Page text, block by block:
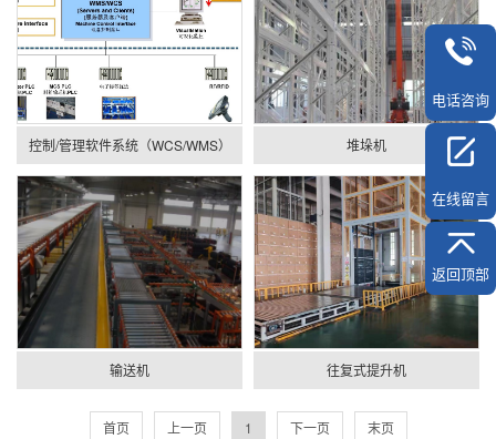
控制/管理软件系统（WCS/WMS） 堆垛机
输送机 往复式提升机
首页 上一页 1 下一页 末页
电话咨询
在线留言
返回顶部